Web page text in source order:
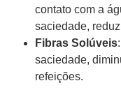
contato com a
saciedade,
Fibras Solúveis
saciedade,
refeições.